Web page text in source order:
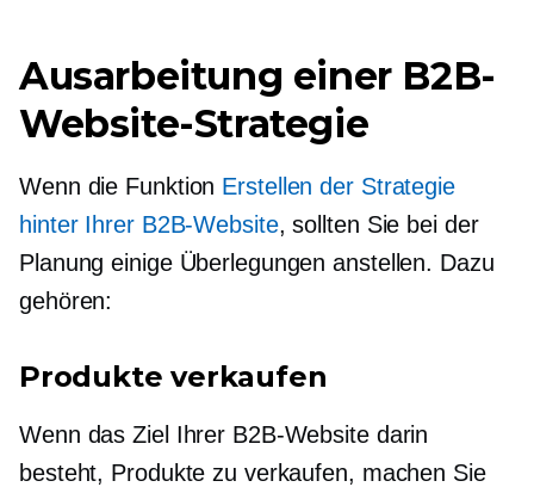
Ausarbeitung einer B2B-
Website-Strategie
Wenn die Funktion Erstellen der Strategie
hinter Ihrer B2B-Website, sollten Sie bei der
Planung einige Überlegungen anstellen. Dazu
gehören:
Produkte verkaufen
Wenn das Ziel Ihrer B2B-Website darin
besteht, Produkte zu verkaufen, machen Sie